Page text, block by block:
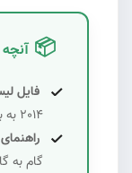
📦
فایل
2014 به بعد
گام به